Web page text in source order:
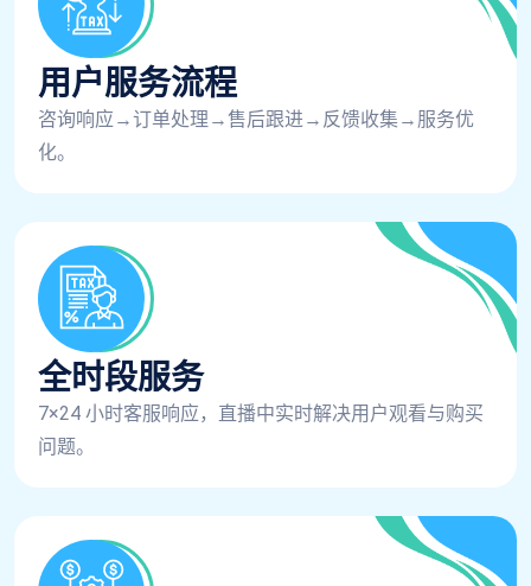
用户服务流程
咨询响应→订单处理→售后跟进→反馈收集→服务优
化。
全时段服务
7×24 小时客服响应，直播中实时解决用户观看与购买
问题。